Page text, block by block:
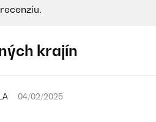
krajín
04/02/2025